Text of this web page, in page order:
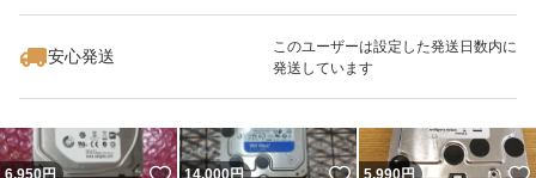
安心発送
このユーザーは設定した発送日数内に
発送しています